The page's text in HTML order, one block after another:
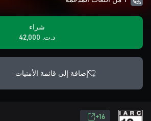
شراء
د.ت.‏ 42,000
إضافة إلى قائمة الأمنيات
16+